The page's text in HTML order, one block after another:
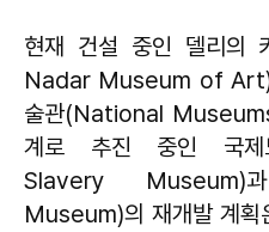
현재 건설 중인 델리의
Nadar Museum of Art)
술관(National
계로 추진 중인 국제
Slavery Museum)과
Museum)의 재개발 계획